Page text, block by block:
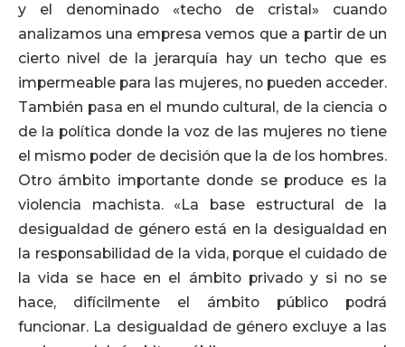
y el denominado «techo de cristal» cuando
analizamos una empresa vemos que a partir de un
cierto nivel de la jerarquía hay un techo que es
impermeable para las mujeres, no pueden acceder.
También pasa en el mundo cultural, de la ciencia o
de la política donde la voz de las mujeres no tiene
el mismo poder de decisión que la de los hombres.
Otro ámbito importante donde se produce es la
violencia machista. «La base estructural de la
desigualdad de género está en la desigualdad en
la responsabilidad de la vida, porque el cuidado de
la vida se hace en el ámbito privado y si no se
hace, difícilmente el ámbito público podrá
funcionar. La desigualdad de género excluye a las